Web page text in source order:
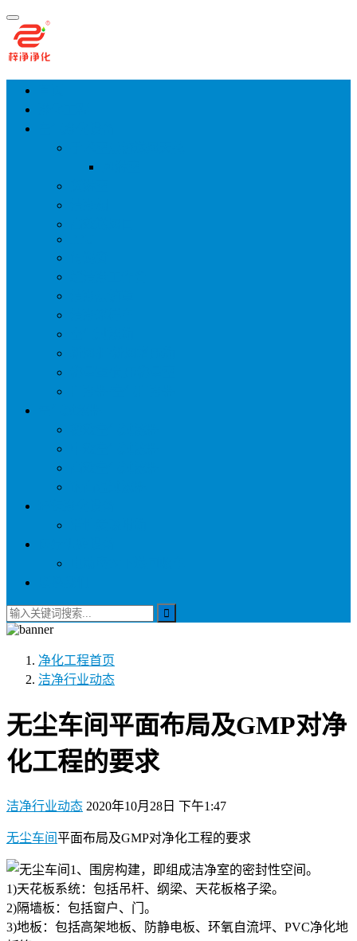
净化工程首页
洁净行业动态
无尘车间平面布局及GMP对净
化工程的要求
洁净行业动态 2020年10月28日 下午1:47
无尘车间平面布局及GMP对净化工程的要求
1、围房构建，即组成洁净室的密封性空间。
1)天花板系统：包括吊杆、纲梁、天花板格子梁。
2)隔墙板：包括窗户、门。
3)地板：包括高架地板、防静电板、环氧自流坪、PVC净化地